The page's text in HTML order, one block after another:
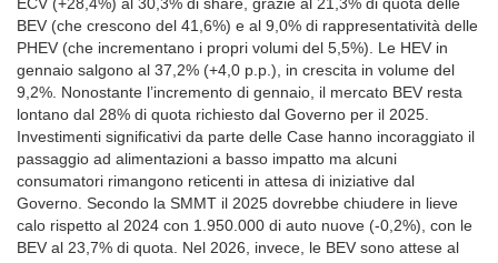
BEV (che crescono del 41,6%) e al 9,0% di rappresentatività delle
PHEV (che incrementano i propri volumi del 5,5%). Le HEV in
gennaio salgono al 37,2% (+4,0 p.p.), in crescita in volume del
9,2%. Nonostante l’incremento di gennaio, il mercato BEV resta
lontano dal 28% di quota richiesto dal Governo per il 2025.
Investimenti significativi da parte delle Case hanno incoraggiato il
passaggio ad alimentazioni a basso impatto ma alcuni
consumatori rimangono reticenti in attesa di iniziative dal
Governo. Secondo la SMMT il 2025 dovrebbe chiudere in lieve
calo rispetto al 2024 con 1.950.000 di auto nuove (-0,2%), con le
BEV al 23,7% di quota. Nel 2026, invece, le BEV sono attese al